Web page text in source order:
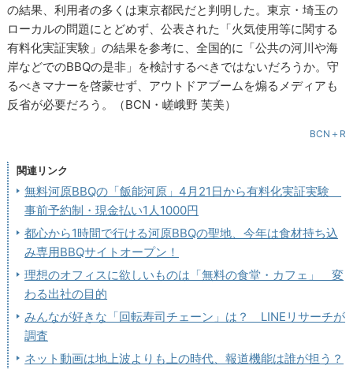
の結果、利用者の多くは東京都民だと判明した。東京・埼玉の
ローカルの問題にとどめず、公表された「火気使用等に関する
有料化実証実験」の結果を参考に、全国的に「公共の河川や海
岸などでのBBQの是非」を検討するべきではないだろうか。守
るべきマナーを啓蒙せず、アウトドアブームを煽るメディアも
反省が必要だろう。（BCN・嵯峨野 芙美）
BCN＋R
関連リンク
無料河原BBQの「飯能河原」4月21日から有料化実証実験
事前予約制・現金払い1人1000円
都心から1時間で行ける河原BBQの聖地、今年は食材持ち込
み専用BBQサイトオープン！
理想のオフィスに欲しいものは「無料の食堂・カフェ」 変
わる出社の目的
みんなが好きな「回転寿司チェーン」は？ LINEリサーチが
調査
ネット動画は地上波よりも上の時代、報道機能は誰が担う？